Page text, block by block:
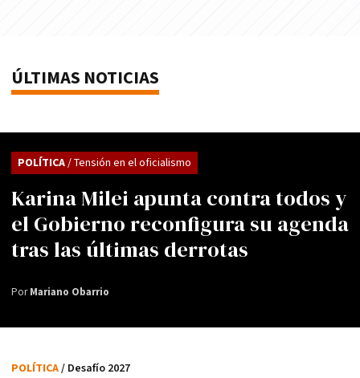
ÚLTIMAS NOTICIAS
Karina Milei apunta contra todos y
el Gobierno reconfigura su agenda
tras las últimas derrotas
POLÍTICA/ Tensión en el oficialismo
PorMariano Obarrio
POLÍTICA/ Desafío 2027